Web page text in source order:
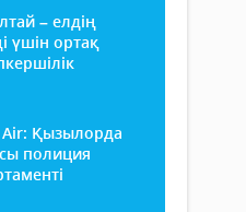
– елдің
үшін ортақ
Air: Қызылорда
полиция